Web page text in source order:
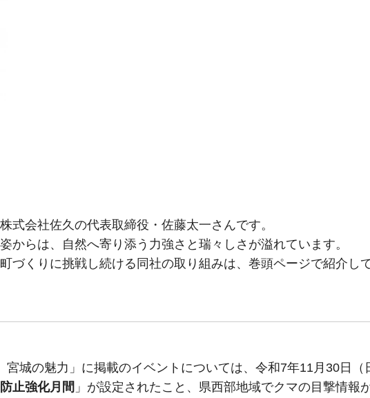
式会社佐久の代表取締役・佐藤太一さんです。
からは、自然へ寄り添う力強さと瑞々しさが溢れています。
づくりに挑戦し続ける同社の取り組みは、巻頭ページで紹介し
城の魅力」に掲載のイベントについては、令和7年11月30日（
止強化月間 」が設定されたこと、県西部地域でクマの目撃情報